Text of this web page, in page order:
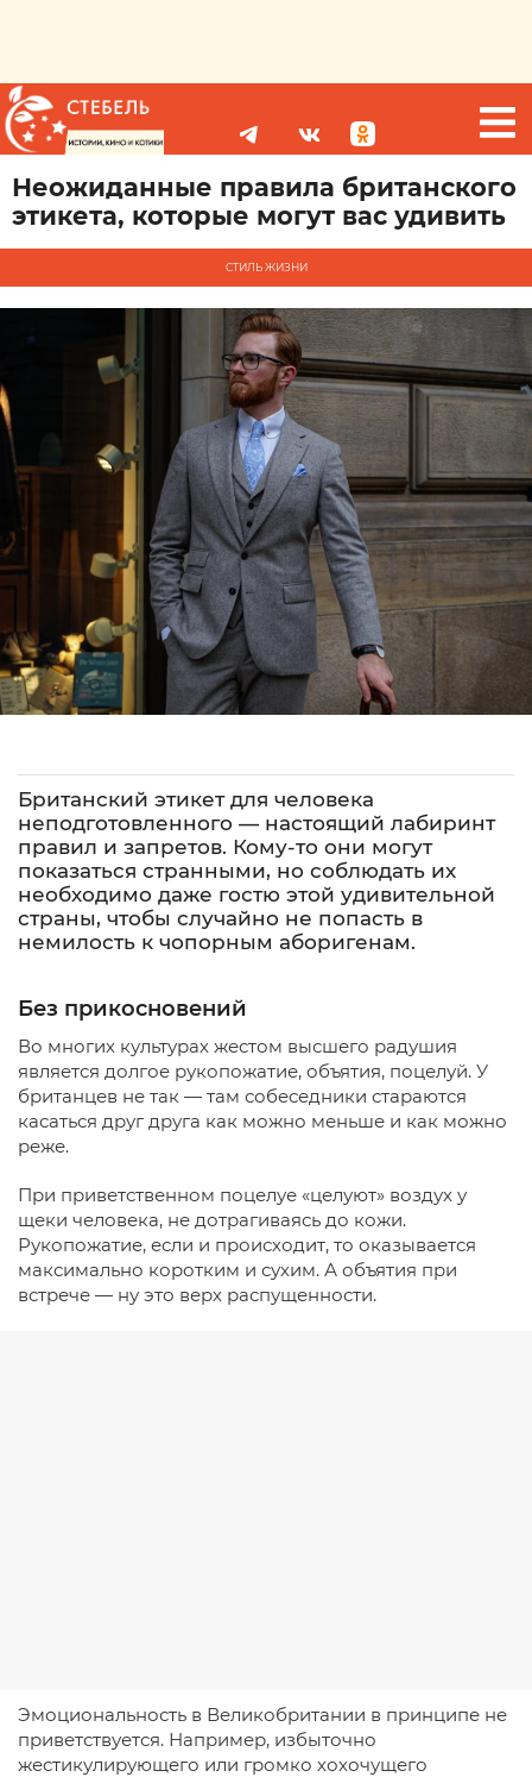
Неожиданные правила британского
этикета, которые могут вас удивить
СТИЛЬ ЖИЗНИ
Британский этикет для человека
неподготовленного — настоящий лабиринт
правил и запретов. Кому-то они могут
показаться странными, но соблюдать их
необходимо даже гостю этой удивительной
страны, чтобы случайно не попасть в
немилость к чопорным аборигенам.
Без прикосновений
Во многих культурах жестом высшего радушия
является долгое рукопожатие, объятия, поцелуй. У
британцев не так — там собеседники стараются
касаться друг друга как можно меньше и как можно
реже.
При приветственном поцелуе «целуют» воздух у
щеки человека, не дотрагиваясь до кожи.
Рукопожатие, если и происходит, то оказывается
максимально коротким и сухим. А объятия при
встрече — ну это верх распущенности.
Эмоциональность в Великобритании в принципе не
приветствуется. Например, избыточно
жестикулирующего или громко хохочущего